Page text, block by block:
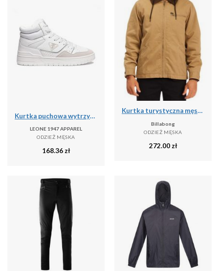
Kurtka puchowa wytrzymały na co dzień na siłownię
LEONE 1947 APPAREL
ODZIEŻ MĘSKA
168.36zł
Kurtka turystyczna męska Billabong Barlow przejściowa
Billabong
ODZIEŻ MĘSKA
272.00 zł